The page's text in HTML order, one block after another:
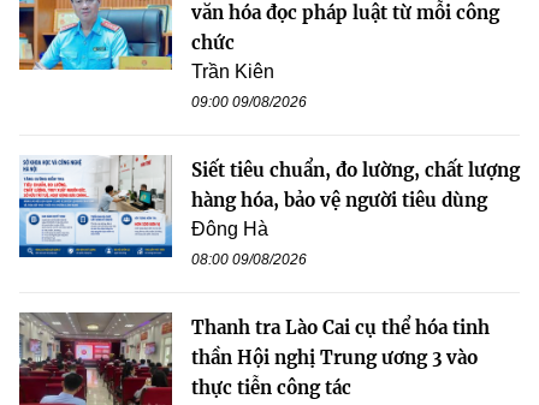
văn hóa đọc pháp luật từ mỗi công
chức
Trần Kiên
09:00 09/08/2026
Siết tiêu chuẩn, đo lường, chất lượng
hàng hóa, bảo vệ người tiêu dùng
Đông Hà
08:00 09/08/2026
Thanh tra Lào Cai cụ thể hóa tinh
thần Hội nghị Trung ương 3 vào
thực tiễn công tác